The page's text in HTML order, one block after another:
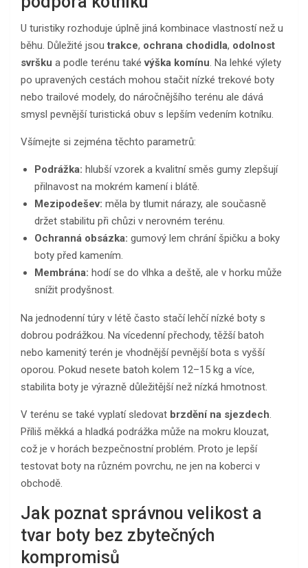
U turistiky rozhoduje úplně jiná kombinace vlastností než u
běhu. Důležité jsoutrakce, ochrana chodidla, odolnost
svršku a podle terénu takévýška komínu. Na lehké výlety
po upravených cestách mohou stačit nízké trekové boty
nebo trailové modely, do náročnějšího terénu ale dává
smysl pevnější turistická obuv s lepším vedením kotníku.
Všímejte si zejména těchto parametrů:
Podrážka: hlubší vzorek a kvalitní směs gumy zlepšují
přilnavost na mokrém kamení i blátě.
Mezipodešev: měla by tlumit nárazy, ale současně
držet stabilitu při chůzi v nerovném terénu.
Ochranná obsázka: gumový lem chrání špičku a boky
boty před kamením.
Membrána: hodí se do vlhka a deště, ale v horku může
snížit prodyšnost.
Na jednodenní túry v létě často stačí lehčí nízké boty s
dobrou podrážkou. Na vícedenní přechody, těžší batoh
nebo kamenitý terén je vhodnější pevnější bota s vyšší
oporou. Pokud nesete batoh kolem 12–15 kg a více,
stabilita boty je výrazně důležitější než nízká hmotnost.
V terénu se také vyplatí sledovat brzdění na sjezdech.
Příliš měkká a hladká podrážka může na mokru klouzat,
což je v horách bezpečnostní problém. Proto je lepší
testovat boty na různém povrchu, ne jen na koberci v
obchodě.
Jak poznat správnou velikost a
tvar boty bez zbytečných
kompromisů